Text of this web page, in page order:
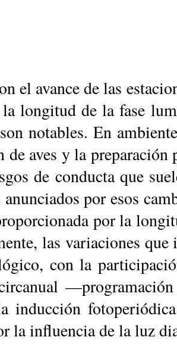
el avan­ce de las
lon­gi­tud de la fa­se
no­ta­bles. En
de aves y la
de con­duc­ta que
anun­cia­dos por esos
por la
las va­ria­cio­nes
con la
fo­to­pe­rió­di­ca
la in­fluen­cia de la luz